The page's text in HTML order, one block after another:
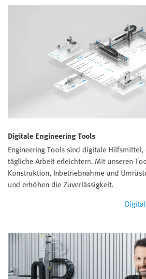
Digitale Engineering Tools
Engineering Tools sind digitale
tägliche Arbeit erleichtern. Mit unseren
Konstruktion, Inbetriebnahme und
und erhöhen die Zuverlässigkeit.